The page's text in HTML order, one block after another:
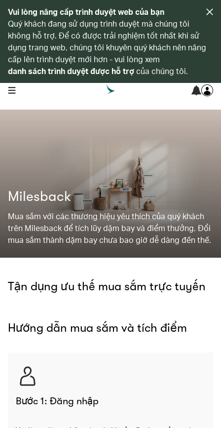
Vui lòng nâng cấp trình duyệt web của bạn
Quý khách đang sử dụng trình duyệt mà chúng tôi
không hỗ trợ. Để có được trải nghiệm tốt nhất khi sử
dụng trang web, chúng tôi khuyên quý khách nên nâng
cấp lên trình duyệt mới hơn - vui lòng xem
danh sách trình duyệt được hỗ trợcủa chúng tôi.
open navigation menu
Milesback
Mua sắm với các thương hiệu yêu thích của quý khách
trên Milesback để tích lũy dặm bay và điểm thưởng. Đổi
mua sắm thành dặm bay chưa bao giờ dễ dàng đến thế.
Tận dụng ưu thế mua sắm trực tuyến
Hướng dẫn mua sắm và tích điểm
Bước 1: Đăng nhập